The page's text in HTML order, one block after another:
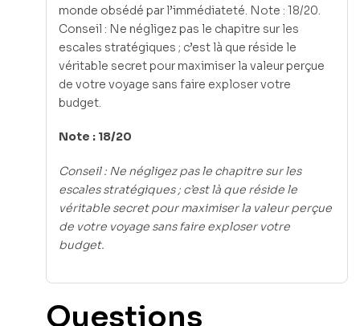
monde obsédé par l’immédiateté. Note : 18/20.
Conseil : Ne négligez pas le chapitre sur les
escales stratégiques ; c’est là que réside le
véritable secret pour maximiser la valeur perçue
de votre voyage sans faire exploser votre
budget.
Note : 18/20
Conseil : Ne négligez pas le chapitre sur les
escales stratégiques ; c’est là que réside le
véritable secret pour maximiser la valeur perçue
de votre voyage sans faire exploser votre
budget.
Questions